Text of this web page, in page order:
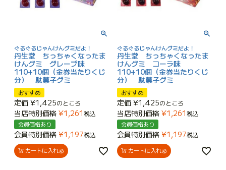
ぐるぐるじゃんけんグミだよ！
丹生堂 ちっちゃくなったま
けんグミ グレープ味
110+10個（金券当たりくじ
分） 駄菓子グミ
おすすめ
定価 ¥1,425のところ
当店特別価格 ¥1,261税込
会員価格あり
会員特別価格 ¥1,197税込
カートに入れる
ぐるぐるじゃんけんグミだよ！
丹生堂 ちっちゃくなったま
けんグミ コーラ味
110+10個（金券当たりくじ
分） 駄菓子グミ
おすすめ
定価 ¥1,425のところ
当店特別価格 ¥1,261税込
会員価格あり
会員特別価格 ¥1,197税込
カートに入れる